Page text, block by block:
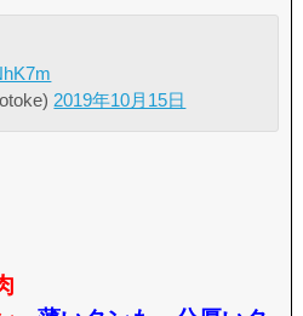
2019年10月15日